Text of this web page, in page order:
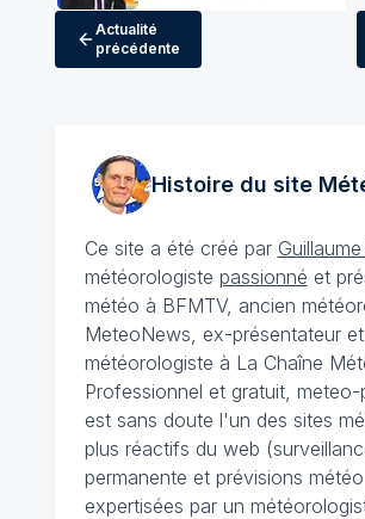
Actualité
précédente
Histoire du site
Ce site a été créé par
météorologiste passionné et
météo à BFMTV, ancien
MeteoNews, ex-présentateur et
météorologiste à La Chaîne
Professionnel et gratuit, meteo-
est sans doute l'un des sites
plus réactifs du web
permanente et prévisions météo
expertisées par un